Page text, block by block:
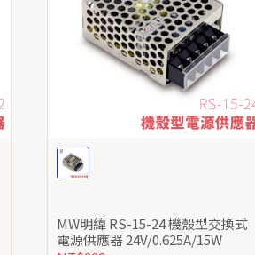
MW明緯 RS-15-24 機殼型交換式
電源供應器 24V/0.625A/15W